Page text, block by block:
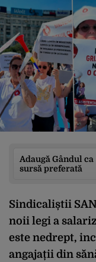
Adaugă Gândul ca
sursă preferată
Sindicaliștii
noii legi a
este nedrept,
angajații din